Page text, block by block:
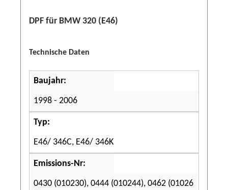
DPF für BMW 320 (E46)
Technische Daten
Baujahr:
1998 - 2006
Typ:
E46/ 346C, E46/ 346K
Emissions-Nr:
0430 (010230), 0444 (010244), 0462 (01026